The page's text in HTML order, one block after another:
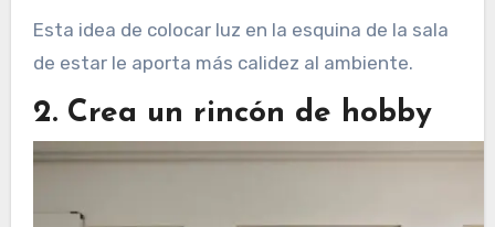
Esta idea de colocar luz en la esquina de la sala
de estar le aporta más calidez al ambiente.
2. Crea un rincón de hobby